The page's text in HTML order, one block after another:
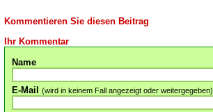
Kommentieren Sie diesen Beitrag
Ihr Kommentar
Name
E-Mail (wird in keinem Fall angezeigt oder weitergegeben)